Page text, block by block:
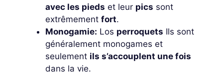
avec les pieds et leur pics sont
extrêmement fort.
Monogamie: Los perroquets Ils sont
généralement monogames et
seulement ils s’accouplent une fois
dans la vie.